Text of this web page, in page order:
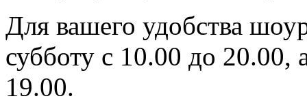
Для вашего удобства
субботу с 10.00 до 20.00,
19.00.